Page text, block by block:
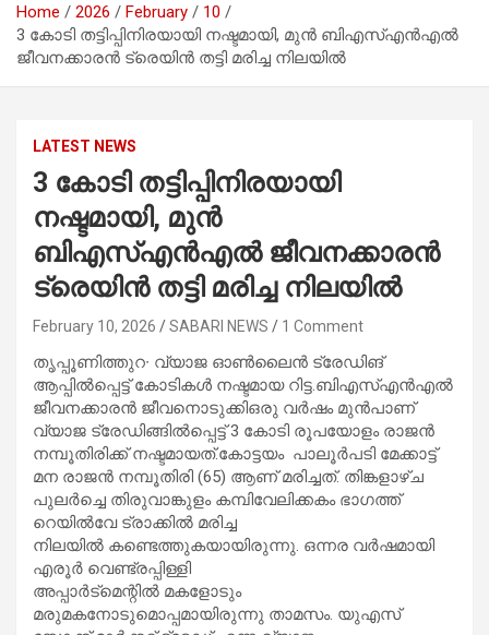
Home 2026 February
10
3 കോടി തട്ടിപ്പിനിരയായി നഷ്ടമായി, മുൻ ബിഎസ്എൻഎൽ
ജീവനക്കാരൻ ട്രെയിൻ തട്ടി മരിച്ച നിലയിൽ
LATEST NEWS
3 കോടി തട്ടിപ്പിനിരയായി
നഷ്ടമായി, മുൻ
ബിഎസ്എൻഎൽ ജീവനക്കാരൻ
ട്രെയിൻ തട്ടി മരിച്ച നിലയിൽ
February 10, 2026 SABARI NEWS 1 Comment
തൃപ്പൂണിത്തുറ∙ വ്യാജ ഓൺലൈൻ ട്രേഡിങ്
ആപ്പിൽപ്പെട്ട് കോടികൾ നഷ്ടമായ റിട്ട.ബിഎസ്എൻഎൽ
ജീവനക്കാരൻ ജീവനൊടുക്കിഒരു വർഷം മുൻപാണ്
വ്യാജ ട്രേഡിങ്ങിൽപ്പെട്ട് 3 കോടി രൂപയോളം രാജൻ
നമ്പൂതിരിക്ക് നഷ്ടമായത്.കോട്ടയം പാലൂർപടി മേക്കാട്ട്
മന രാജൻ നമ്പൂതിരി (65) ആണ് മരിച്ചത്. തിങ്കളാഴ്ച
പുലർച്ചെ തിരുവാങ്കുളം കമ്പിവേലിക്കകം ഭാഗത്ത്
റെയിൽവേ ട്രാക്കിൽ മരിച്ച
നിലയിൽ കണ്ടെത്തുകയായിരുന്നു. ഒന്നര വർഷമായി
എരൂർ വെണ്ട്രപ്പിള്ളി
അപ്പാർട്മെന്റിൽ മകളോടും
മരുമകനോടുമൊപ്പമായിരുന്നു താമസം. യുഎസ്